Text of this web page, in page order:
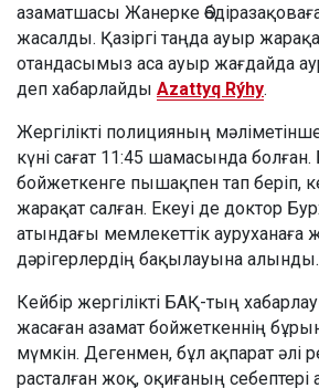
азаматшасы Жанерке
жасалды. Қазіргі таңда ауыр
отандасымыз аса ауыр жағдайда
деп хабарлайды Azattyq Rýhy.
Жергілікті полицияның
күні сағат 11:45 шамасында болған.
бойжеткенге пышақпен тап беріп,
жарақат салған. Екеуі де доктор
атындағы мемлекеттік ауруханаға
дәрігерлердің бақылауына алынды.
Кейбір жергілікті БАҚ-тың
жасаған азамат бойжеткеннің
мүмкін. Дегенмен, бұл ақпарат әлі
расталған жоқ, оқиғаның